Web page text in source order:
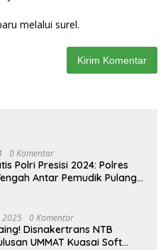
melalui surel.
0 Komentar
Polri Presisi 2024: Polres
Antar Pemudik Pulang
2025 0 Komentar
Disnakertrans NTB
UMMAT Kuasai Soft